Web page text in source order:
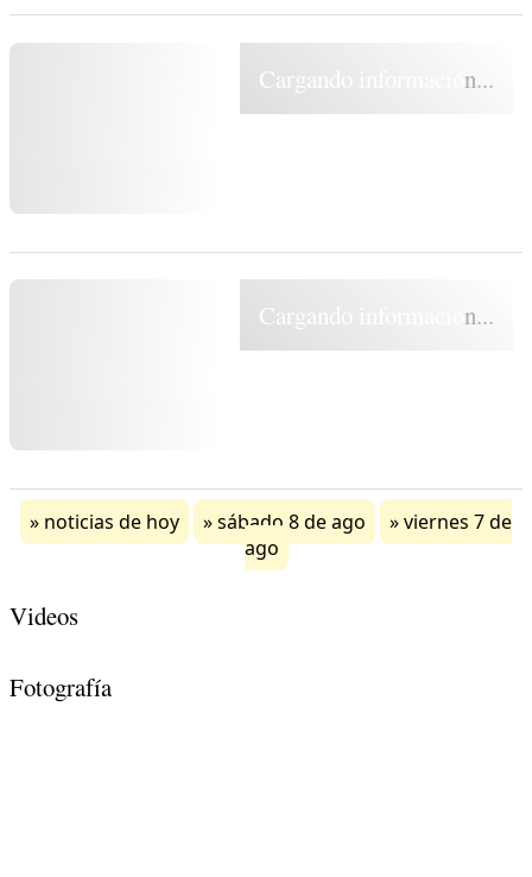
Cargando información...
Cargando información...
noticias de hoy sábado 8 de ago
viernes 7 de
ago
Videos
Fotografía